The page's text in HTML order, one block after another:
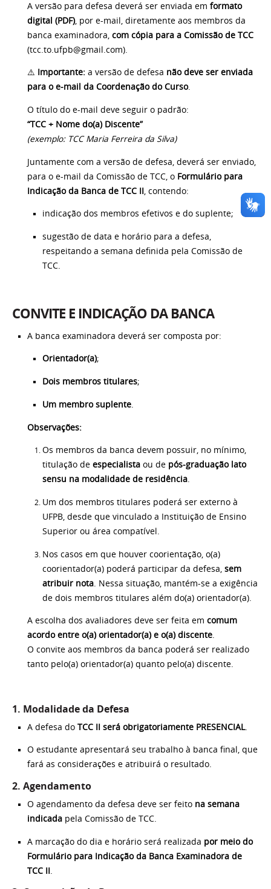
A versão para defesa deverá ser enviada em formato
digital (PDF), por e-mail, diretamente aos membros da
banca examinadora, com cópia para a Comissão de TCC
(tcc.to.ufpb@gmail.com).
⚠️ Importante:a versão de defesa não deve ser enviada
para o e-mail da Coordenação do Curso.
O título do e-mail deve seguir o padrão:
“TCC + Nome do(a) Discente”
(exemplo: TCC Maria Ferreira da Silva)
Juntamente com a versão de defesa, deverá ser enviado,
para o e-mail da Comissão de TCC, o Formulário para
Indicação da Banca de TCC II, contendo:
indicação dos membros efetivos e do suplente;
sugestão de data e horário para a defesa,
respeitando a semana definida pela Comissão de
TCC.
CONVITE E INDICAÇÃO DA BANCA
A banca examinadora deverá ser composta por:
Orientador(a);
Dois membros titulares;
Um membro suplente.
Observações:
Os membros da banca devem possuir, no mínimo,
titulação de especialistaou de pós-graduação lato
sensu na modalidade de residência.
Um dos membros titulares poderá ser externo à
UFPB, desde que vinculado a Instituição de Ensino
Superior ou área compatível.
Nos casos em que houver coorientação, o(a)
coorientador(a) poderá participar da defesa, sem
atribuir nota. Nessa situação, mantém-se a exigência
de dois membros titulares além do(a) orientador(a).
A escolha dos avaliadores deve ser feita em comum
acordo entre o(a) orientador(a) e o(a) discente.
O convite aos membros da banca poderá ser realizado
tanto pelo(a) orientador(a) quanto pelo(a) discente.
1. Modalidade da Defesa
A defesa do TCC II será obrigatoriamente PRESENCIAL.
O estudante apresentará seu trabalho à banca final, que
fará as considerações e atribuirá o resultado.
2. Agendamento
O agendamento da defesa deve ser feito na semana
indicadapela Comissão de TCC.
A marcação do dia e horário será realizada por meio do
Formulário para Indicação da Banca Examinadora de
TCC II.